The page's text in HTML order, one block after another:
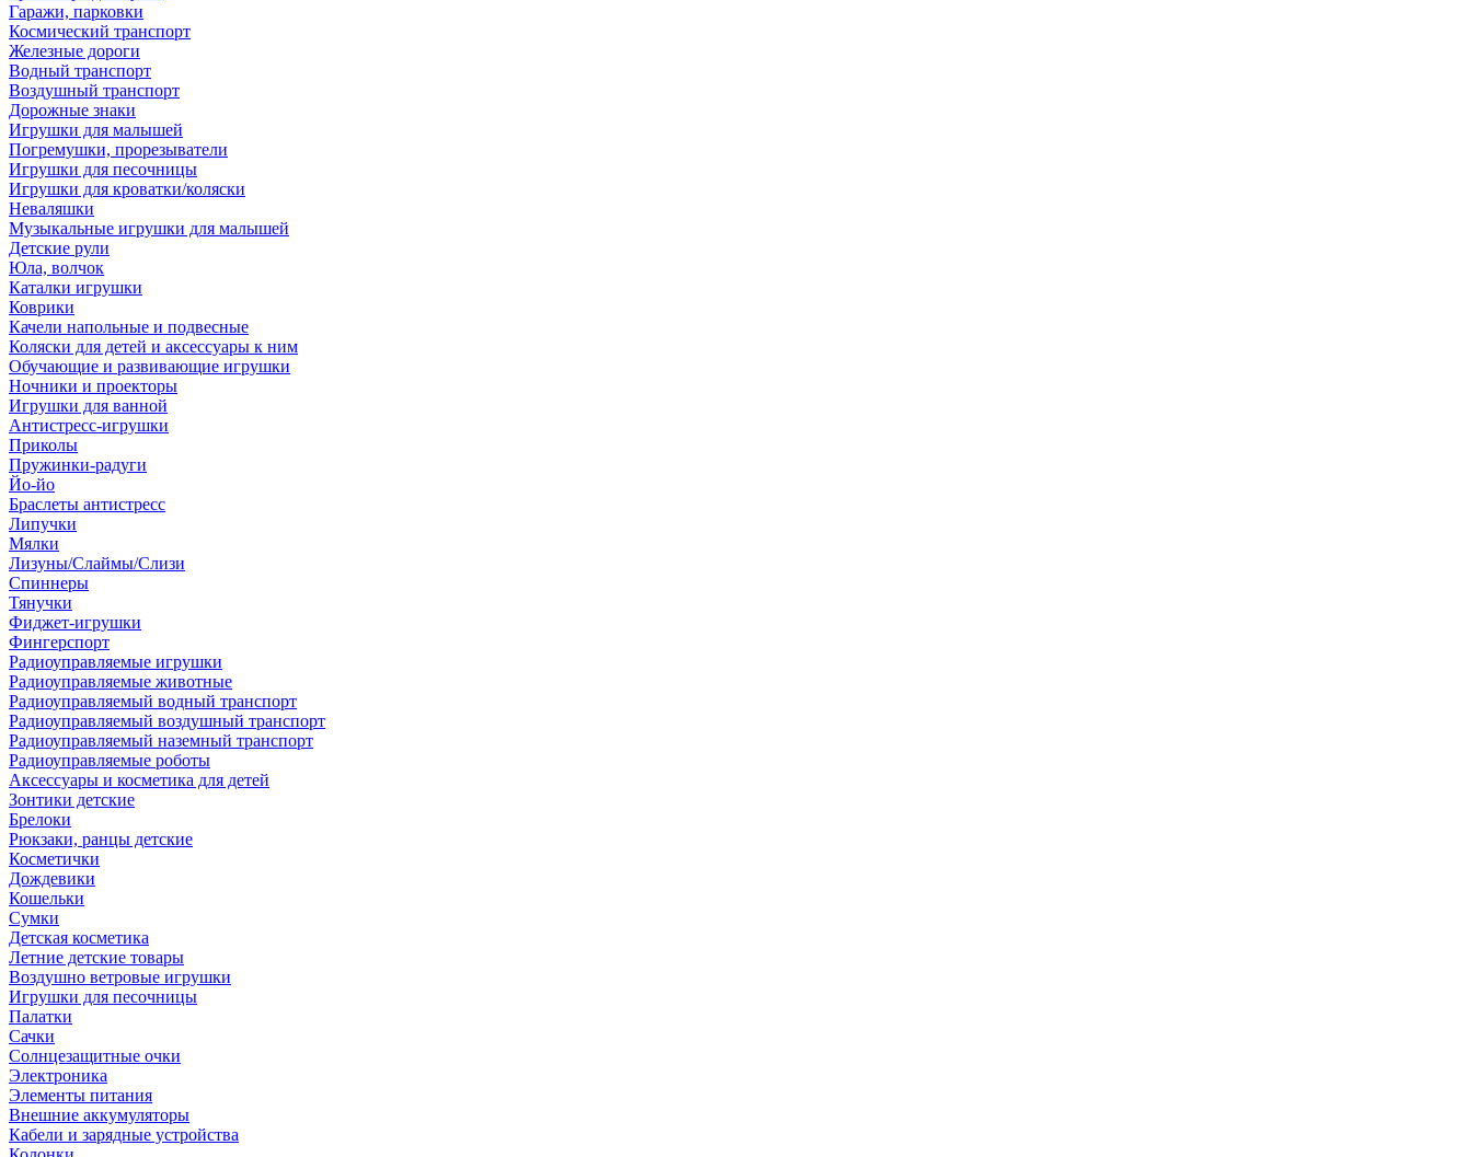
Гаражи, парковки
Космический транспорт
Железные дороги
Водный транспорт
Воздушный транспорт
Дорожные знаки
Игрушки для малышей
Погремушки, прорезыватели
Игрушки для песочницы
Игрушки для кроватки/коляски
Неваляшки
Музыкальные игрушки для малышей
Детские рули
Юла, волчок
Каталки игрушки
Коврики
Качели напольные и подвесные
Коляски для детей и аксессуары к ним
Обучающие и развивающие игрушки
Ночники и проекторы
Игрушки для ванной
Антистресс-игрушки
Приколы
Пружинки-радуги
Йо-йо
Браслеты антистресс
Липучки
Мялки
Лизуны/Слаймы/Слизи
Спиннеры
Тянучки
Фиджет-игрушки
Фингерспорт
Радиоуправляемые игрушки
Радиоуправляемые животные
Радиоуправляемый водный транспорт
Радиоуправляемый воздушный транспорт
Радиоуправляемый наземный транспорт
Радиоуправляемые роботы
Аксессуары и косметика для детей
Зонтики детские
Брелоки
Рюкзаки, ранцы детские
Косметички
Дождевики
Кошельки
Сумки
Детская косметика
Летние детские товары
Воздушно ветровые игрушки
Игрушки для песочницы
Палатки
Сачки
Солнцезащитные очки
Электроника
Элементы питания
Внешние аккумуляторы
Кабели и зарядные устройства